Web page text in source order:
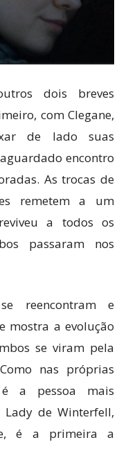
dois breves
com Clegane,
de lado suas
encontro
As trocas de
remetem a um
a todos os
passaram nos
reencontram e
mostra a evolução
se viram pela
nas próprias
é a pessoa mais
Lady de Winterfell,
é a primeira a